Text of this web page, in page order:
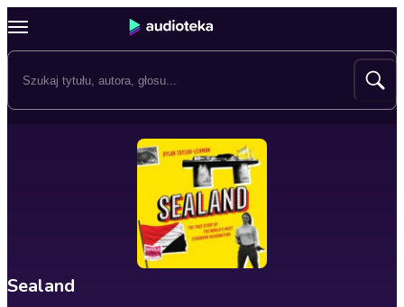
Sealand